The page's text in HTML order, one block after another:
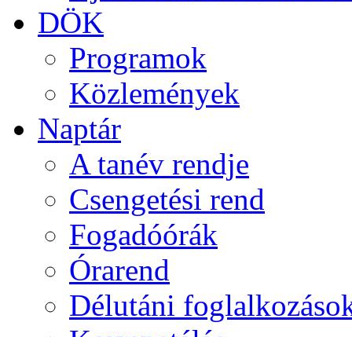
DÖK
Programok
Közlemények
Naptár
A tanév rendje
Csengetési rend
Fogadóórák
Órarend
Délutáni